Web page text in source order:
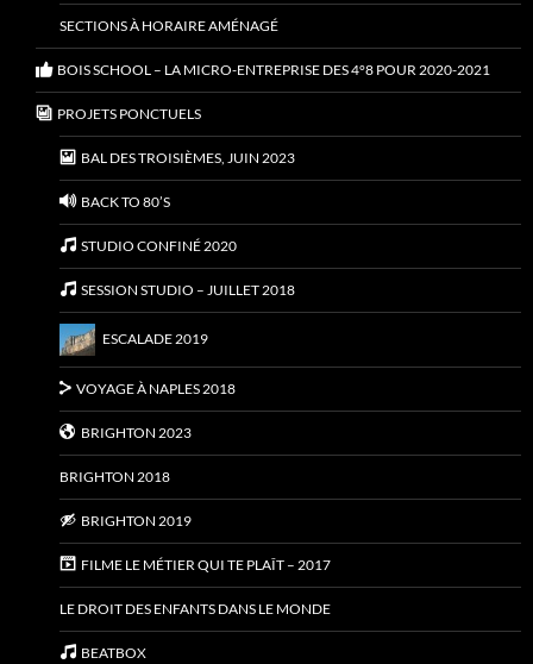
SECTIONS À HORAIRE AMÉNAGÉ
BOIS SCHOOL – LA MICRO-ENTREPRISE DES 4°8 POUR 2020-2021
PROJETS PONCTUELS
BAL DES TROISIÈMES, JUIN 2023
BACK TO 80’S
STUDIO CONFINÉ 2020
SESSION STUDIO – JUILLET 2018
ESCALADE 2019
VOYAGE À NAPLES 2018
BRIGHTON 2023
BRIGHTON 2018
BRIGHTON 2019
FILME LE MÉTIER QUI TE PLAÎT – 2017
LE DROIT DES ENFANTS DANS LE MONDE
BEATBOX